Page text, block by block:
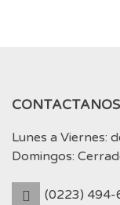
CONTACTANOS
Lunes a Viernes:
Domingos:
(0223) 494-